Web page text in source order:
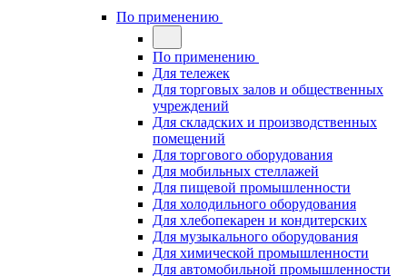
По применению
По применению
Для тележек
Для торговых залов и общественных
учреждений
Для складских и производственных
помещений
Для торгового оборудования
Для мобильных стеллажей
Для пищевой промышленности
Для холодильного оборудования
Для хлебопекарен и кондитерских
Для музыкального оборудования
Для химической промышленности
Для автомобильной промышленности